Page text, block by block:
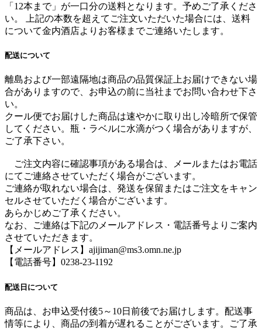
「12本まで」が一口分の送料となります。 予めご了承くださ
い。 上記の本数を超えてご注文いただいた場合には、送料
について金内酒店よりお客様までご連絡いたします。
配送について
離島および一部遠隔地は商品の品質保証上お届けできない場
合がありますので、お申込の前に当社までお問い合わせ下さ
い。
クール便でお届けした商品は速やかに取り出し冷暗所で保管
してください。瓶・ラベルに水滴がつく場合がありますが、
ご了承下さい。
ご注文内容に確認事項がある場合は、メールまたはお電話
にてご連絡させていただく場合がございます。
ご連絡が取れない場合は、発送を保留またはご注文をキャン
セルさせていただく場合がございます。
あらかじめご了承ください。
なお、ご連絡は下記のメールアドレス・電話番号よりご案内
させていただきます。
【メールアドレス】ajijiman@ms3.omn.ne.jp
【電話番号】0238-23-1192
配送日について
商品は、お申込受付後5～10日前後でお届けします。配送事
情等により、商品の到着が遅れることがございます。ご了承